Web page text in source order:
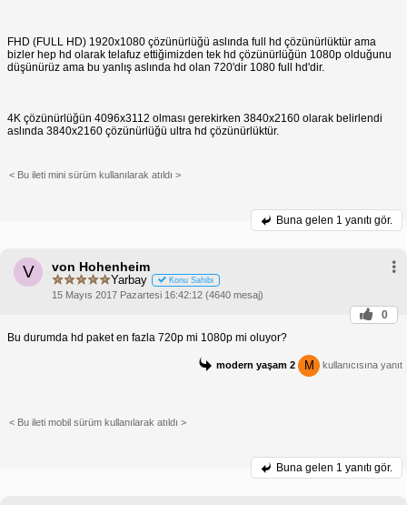
FHD (FULL HD) 1920x1080 çözünürlüğü aslında full hd çözünürlüktür ama
bizler hep hd olarak telafuz ettiğimizden tek hd çözünürlüğün 1080p olduğunu
düşünürüz ama bu yanlış aslında hd olan 720'dir 1080 full hd'dir.
4K çözünürlüğün 4096x3112 olması gerekirken 3840x2160 olarak belirlendi
aslında 3840x2160 çözünürlüğü ultra hd çözünürlüktür.
< Bu ileti mini sürüm kullanılarak atıldı >
Buna gelen 1 yanıtı gör.
V von Hohenheim
Yarbay Konu Sahibi
15 Mayıs 2017 Pazartesi 16:42:12 (4640 mesaj)
0
Bu durumda hd paket en fazla 720p mi 1080p mi oluyor?
modern yaşam 2 M kullanıcısına yanıt
< Bu ileti mobil sürüm kullanılarak atıldı >
Buna gelen 1 yanıtı gör.